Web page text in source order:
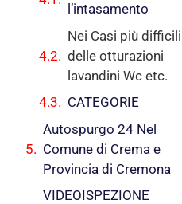
l’intasamento
Nei Casi più difficili
delle otturazioni
lavandini Wc etc.
CATEGORIE
Autospurgo 24 Nel
Comune di Crema e
Provincia di Cremona
VIDEOISPEZIONE